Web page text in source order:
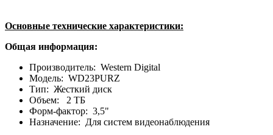
Основные технические характеристики:
Общая информация:
Производитель: Western Digital
Модель: WD23PURZ
Тип: Жесткий диск
Объем: 2 ТБ
Форм-фактор: 3,5"
Назначение: Для систем видеонаблюдения